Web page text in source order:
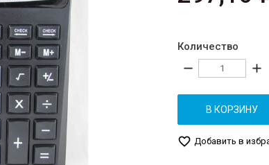
Количество
remove add
В КОРЗИНУ
favorite_border Добавить в